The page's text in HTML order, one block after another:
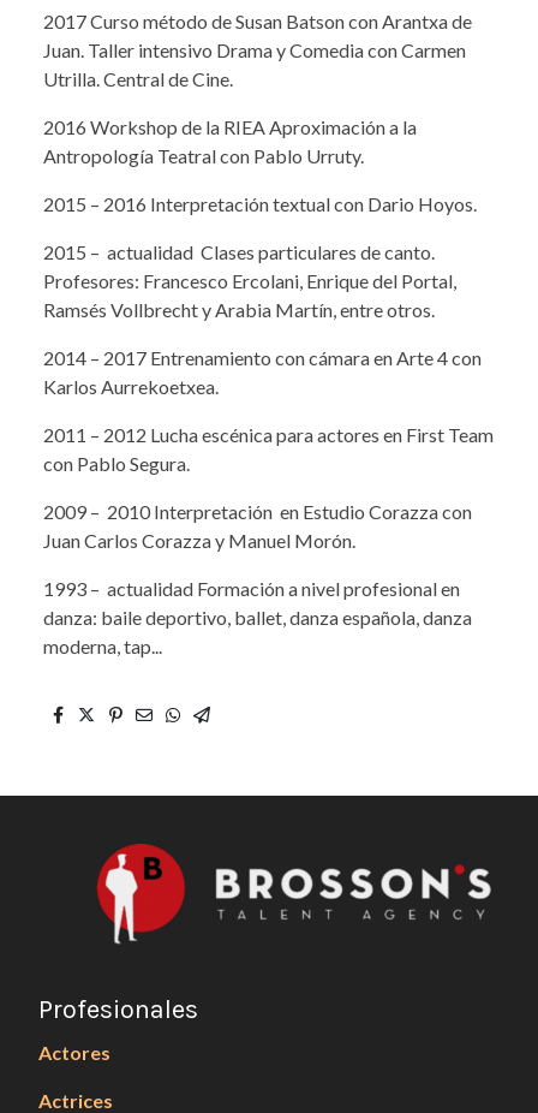
2017 Curso método de Susan Batson con Arantxa de
Juan. Taller intensivo Drama y Comedia con Carmen
Utrilla. Central de Cine.
2016 Workshop de la RIEA Aproximación a la
Antropología Teatral con Pablo Urruty.
2015 – 2016 Interpretación textual con Dario Hoyos.
2015 – actualidad Clases particulares de canto.
Profesores: Francesco Ercolani, Enrique del Portal,
Ramsés Vollbrecht y Arabia Martín, entre otros.
2014 – 2017 Entrenamiento con cámara en Arte 4 con
Karlos Aurrekoetxea.
2011 – 2012 Lucha escénica para actores en First Team
con Pablo Segura.
2009 – 2010 Interpretación en Estudio Corazza con
Juan Carlos Corazza y Manuel Morón.
1993 – actualidad Formación a nivel profesional en
danza: baile deportivo, ballet, danza española, danza
moderna, tap...
Profesionales
Actores
Actrices